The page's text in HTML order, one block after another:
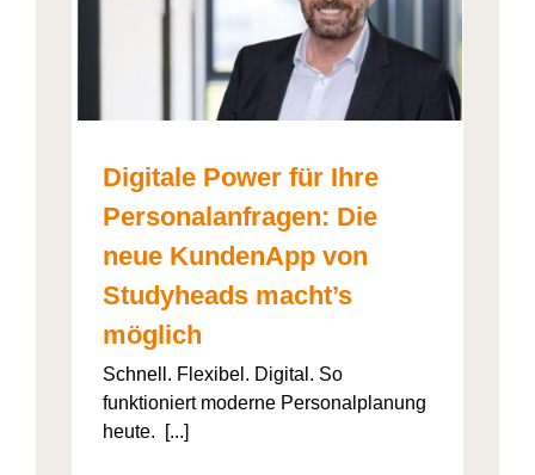
Digitale Power für Ihre
Personalanfragen: Die
neue KundenApp von
Studyheads macht’s
möglich
Schnell. Flexibel. Digital. So
funktioniert moderne Personalplanung
heute. [...]